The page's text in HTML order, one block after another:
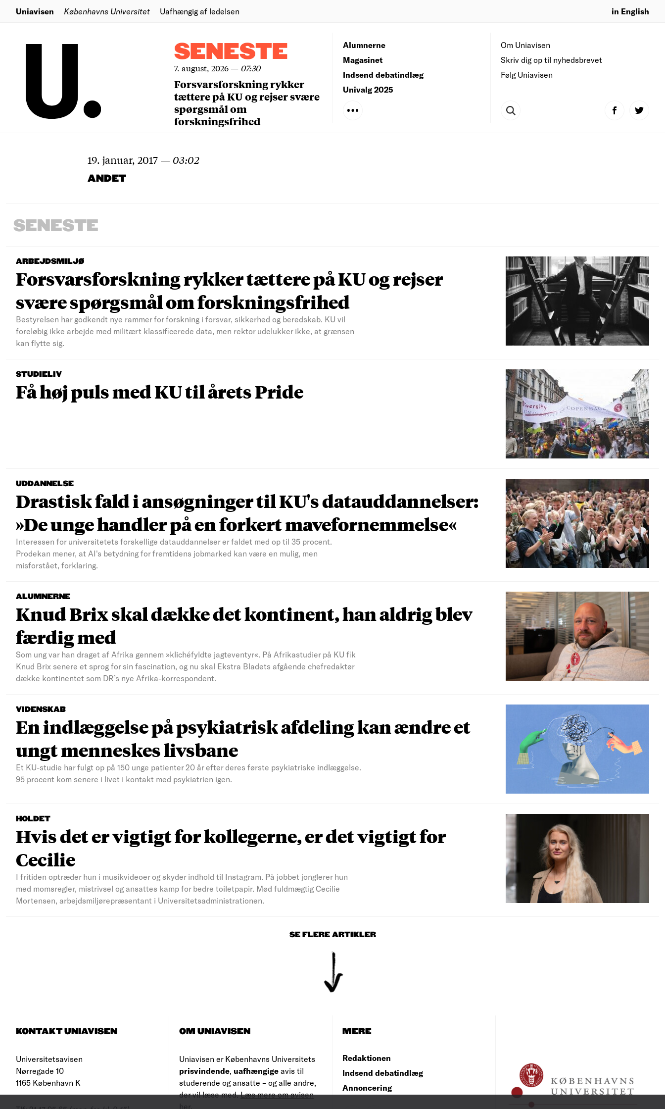
Uniavisen Københavns Universitet Uafhængig af ledelsen in English
SENESTE
7. august, 2026— 07:30
Forsvarsforskning rykker
tættere på KU og rejser svære
spørgsmål om
forskningsfrihed
Om Uniavisen
Skriv dig op til nyhedsbrevet
Følg Uniavisen
Alumnerne
Magasinet
Indsend debatindlæg
Univalg 2025
19. januar, 2017 — 03:02
ANDET
SENESTE
ARBEJDSMILJØ
Forsvarsforskning rykker tættere på KU og rejser
svære spørgsmål om forskningsfrihed
Bestyrelsen har godkendt nye rammer for forskning i forsvar, sikkerhed og beredskab. KU vil
foreløbig ikke arbejde med militært klassificerede data, men rektor udelukker ikke, at grænsen
kan flytte sig.
STUDIELIV
Få høj puls med KU til årets Pride
UDDANNELSE
Drastisk fald i ansøgninger til KU's datauddannelser:
»De unge handler på en forkert mavefornemmelse«
Interessen for universitetets forskellige datauddannelser er faldet med op til 35 procent.
Prodekan mener, at AI's betydning for fremtidens jobmarked kan være en mulig, men
misforstået, forklaring.
ALUMNERNE
Knud Brix skal dække det kontinent, han aldrig blev
færdig med
Som ung var han draget af Afrika gennem »klichéfyldte jagteventyr«. På Afrikastudier på KU fik
Knud Brix senere et sprog for sin fascination, og nu skal Ekstra Bladets afgående chefredaktør
dække kontinentet som DR’s nye Afrika-korrespondent.
VIDENSKAB
En indlæggelse på psykiatrisk afdeling kan ændre et
ungt menneskes livsbane
Et KU-studie har fulgt op på 150 unge patienter 20 år efter deres første psykiatriske indlæggelse.
95 procent kom senere i livet i kontakt med psykiatrien igen.
HOLDET
Hvis det er vigtigt for kollegerne, er det vigtigt for
Cecilie
I fritiden optræder hun i musikvideoer og skyder indhold til Instagram. På jobbet jonglerer hun
med momsregler, mistrivsel og ansattes kamp for bedre toiletpapir. Mød fuldmægtig Cecilie
Mortensen, arbejdsmiljørepræsentant i Universitetsadministrationen.
SE FLERE ARTIKLER
KONTAKT UNIAVISEN
Universitetsavisen
Nørregade 10
1165 København K
OM UNIAVISEN
Uniavisen er Københavns Universitets
prisvindende, uafhængige avis til
studerende og ansatte – og alle andre,
der vil læse med.Læs mere om avisen
her
MERE
Redaktionen
Indsend debatindlæg
Annoncering